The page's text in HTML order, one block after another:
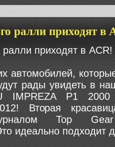
ралли приходят в
приходят в ACR!
автомобилей,
рады увидеть в
IMPREZA P1
Вторая
Top
идеально подходит